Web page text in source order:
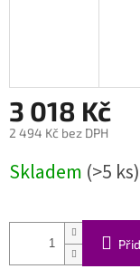
3 018 Kč
2 494 Kč bez DPH
cena:
Skladem (>5 ks)